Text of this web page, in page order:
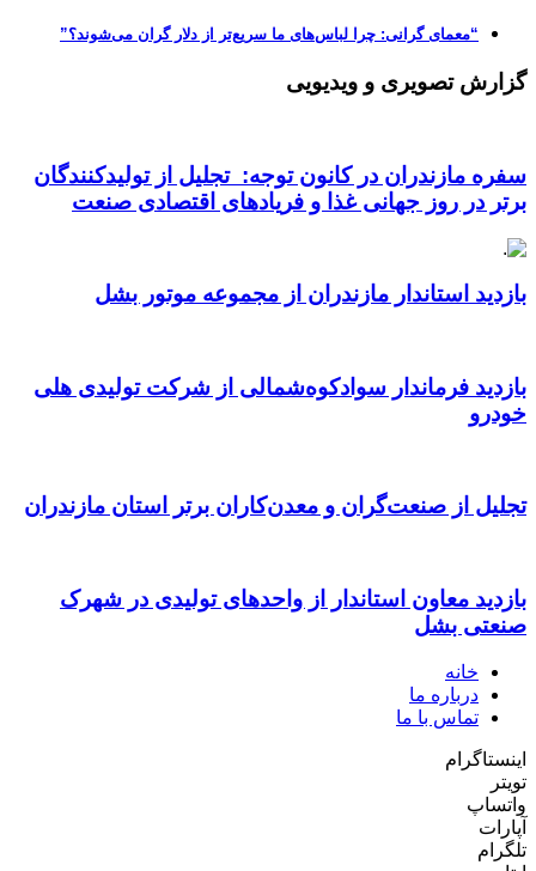
“معمای گرانی: چرا لباس‌های ما سریع‌تر از دلار گران می‌شوند؟”
گزارش تصویری و ویدیویی
سفره مازندران در کانون توجه: تجلیل از تولیدکنندگان
برتر در روز جهانی غذا و فریادهای اقتصادی صنعت
بازدید استاندار مازندران از مجموعه موتور بشل
بازدید فرماندار سوادکوه‌شمالی از شرکت تولیدی هلی
خودرو
تجلیل از صنعت‌گران و معدن‌کاران برتر استان مازندران
بازدید معاون استاندار از واحدهای تولیدی در شهرک
صنعتی بشل
خانه
درباره ما
تماس با ما
اینستاگرام
تویتر
واتساپ
آپارات
تلگرام